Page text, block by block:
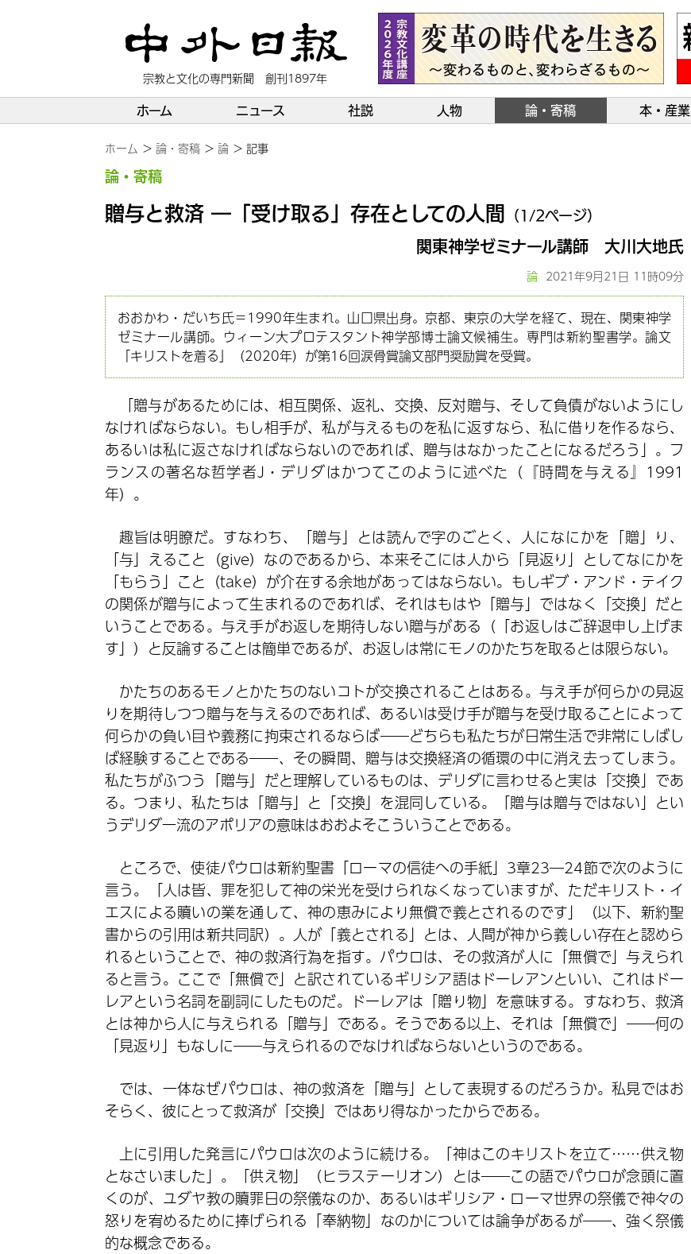
宗教と文化の専門新聞 創刊1897年
ホーム ニュース 社説 人物 論・寄稿 本・産業
ホーム 論・寄稿 論 記事
論・寄稿
贈与と救済 ―「受け取る」存在としての人間 （1/2ページ）
関東神学ゼミナール講師 大川大地氏
論 2021年9月21日 11時09分
おおかわ・だいち氏＝1990年生まれ。山口県出身。京都、東京の大学を経て、現在、関東神学
ゼミナール講師。ウィーン大プロテスタント神学部博士論文候補生。専門は新約聖書学。論文
「キリストを着る」（2020年）が第16回涙骨賞論文部門奨励賞を受賞。
「贈与があるためには、相互関係、返礼、交換、反対贈与、そして負債がないようにし
なければならない。もし相手が、私が与えるものを私に返すなら、私に借りを作るなら、
あるいは私に返さなければならないのであれば、贈与はなかったことになるだろう」。フ
ランスの著名な哲学者J・デリダはかつてこのように述べた（『時間を与える』1991
年）。
趣旨は明瞭だ。すなわち、「贈与」とは読んで字のごとく、人になにかを「贈」り、
「与」えること（give）なのであるから、本来そこには人から「見返り」としてなにかを
「もらう」こと（take）が介在する余地があってはならない。もしギブ・アンド・テイク
の関係が贈与によって生まれるのであれば、それはもはや「贈与」ではなく「交換」だと
いうことである。与え手がお返しを期待しない贈与がある（「お返しはご辞退申し上げま
す」）と反論することは簡単であるが、お返しは常にモノのかたちを取るとは限らない。
かたちのあるモノとかたちのないコトが交換されることはある。与え手が何らかの見返
りを期待しつつ贈与を与えるのであれば、あるいは受け手が贈与を受け取ることによって
何らかの負い目や義務に拘束されるならば――どちらも私たちが日常生活で非常にしばし
ば経験することである――、その瞬間、贈与は交換経済の循環の中に消え去ってしまう。
私たちがふつう「贈与」だと理解しているものは、デリダに言わせると実は「交換」であ
る。つまり、私たちは「贈与」と「交換」を混同している。「贈与は贈与ではない」とい
うデリダ一流のアポリアの意味はおおよそこういうことである。
ところで、使徒パウロは新約聖書「ローマの信徒への手紙」3章23―24節で次のように
言う。「人は皆、罪を犯して神の栄光を受けられなくなっていますが、ただキリスト・イ
エスによる贖いの業を通して、神の恵みにより無償で義とされるのです」（以下、新約聖
書からの引用は新共同訳）。人が「義とされる」とは、人間が神から義しい存在と認めら
れるということで、神の救済行為を指す。パウロは、その救済が人に「無償で」与えられ
ると言う。ここで「無償で」と訳されているギリシア語はドーレアンといい、これはドー
レアという名詞を副詞にしたものだ。ドーレアは「贈り物」を意味する。すなわち、救済
とは神から人に与えられる「贈与」である。そうである以上、それは「無償で」――何の
「見返り」もなしに――与えられるのでなければならないというのである。
では、一体なぜパウロは、神の救済を「贈与」として表現するのだろうか。私見ではお
そらく、彼にとって救済が「交換」ではあり得なかったからである。
上に引用した発言にパウロは次のように続ける。「神はこのキリストを立て……供え物
となさいました」。「供え物」（ヒラステーリオン）とは――この語でパウロが念頭に置
くのが、ユダヤ教の贖罪日の祭儀なのか、あるいはギリシア・ローマ世界の祭儀で神々の
怒りを宥めるために捧げられる「奉納物」なのかについては論争があるが――、強く祭儀
的な概念である。